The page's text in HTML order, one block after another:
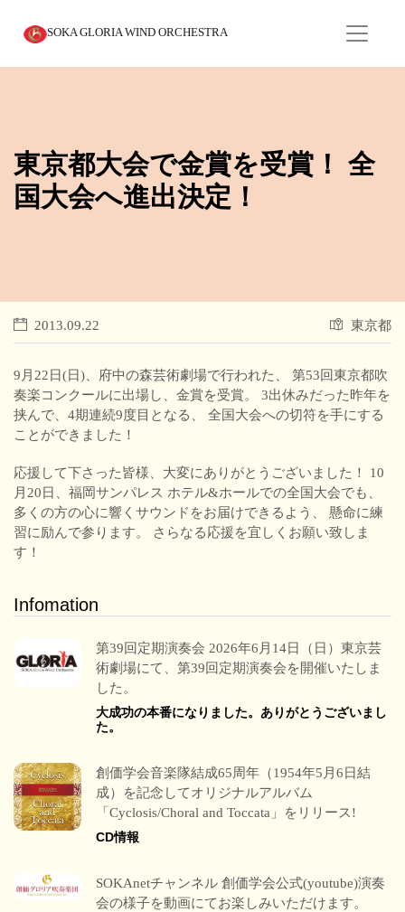
SOKA GLORIA WIND ORCHESTRA
東京都大会で金賞を受賞！ 全
国大会へ進出決定！
2013.09.22 東京都
9月22日(日)、府中の森芸術劇場で行われた、 第53回東京都吹
奏楽コンクールに出場し、金賞を受賞。 3出休みだった昨年を
挟んで、4期連続9度目となる、 全国大会への切符を手にする
ことができました！
応援して下さった皆様、大変にありがとうございました！ 10
月20日、福岡サンパレス ホテル&ホールでの全国大会でも、
多くの方の心に響くサウンドをお届けできるよう、 懸命に練
習に励んで参ります。 さらなる応援を宜しくお願い致しま
す！
Infomation
第39回定期演奏会 2026年6月14日（日）東京芸
術劇場にて、第39回定期演奏会を開催いたしま
した。
大成功の本番になりました。ありがとうございまし
た。
創価学会音楽隊結成65周年（1954年5月6日結
成）を記念してオリジナルアルバム
「Cyclosis/Choral and Toccata」をリリース!
CD情報
SOKAnetチャンネル 創価学会公式(youtube)演奏
会の様子を動画にてお楽しみいただけます。